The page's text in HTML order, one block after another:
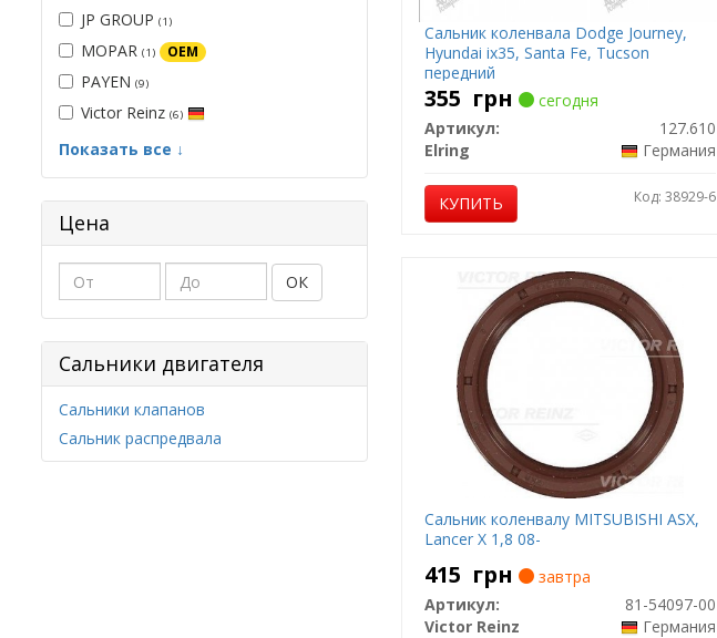
JP GROUP (1)
MOPAR (1) OEM
PAYEN (9)
Victor Reinz (6)
Показать все ↓
Цена
ОК
Сальники двигателя
Сальники клапанов
Сальник распредвала
Сальник коленвала Dodge Journey,
Hyundai ix35, Santa Fe, Tucson
передний
355 грн
сегодня
Артикул:
127.610
Elring
Германия
КУПИТЬ Код: 38929-6
Сальник коленвалу MITSUBISHI ASX,
Lancer X 1,8 08-
415 грн
завтра
Артикул:
81-54097-00
Victor Reinz
Германия